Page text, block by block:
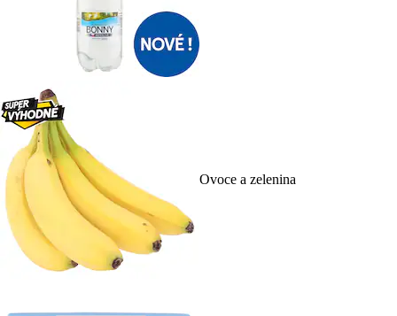
Ovoce a zelenina